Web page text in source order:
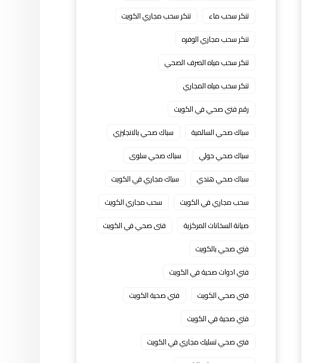
تنكر سحب ماء
تنكر سحب مجاري الكويت
تنكر سحب مجاري الوفره
تنكر سحب مياه الصرف الصحي
تنكر سحب مياه المجاري
رقم فني صحي في الكويت
سباك صحي السالمية
سباك صحي بالانجليزي
سباك صحي حولي
سباك صحي سلوى
سباك صحي هندي
سباك مجاري في الكويت
سحب مجاري في الكويت
سحب مجاري الكويت
صيانة السخانات المركزية
فنى صحي في الكويت
فني صحي بالكويت
فني ادوات صحية في الكويت
فني صحي الكويت
فني صحية الكويت
فني صحية في الكويت
فني صحي تسليك مجاري في الكويت